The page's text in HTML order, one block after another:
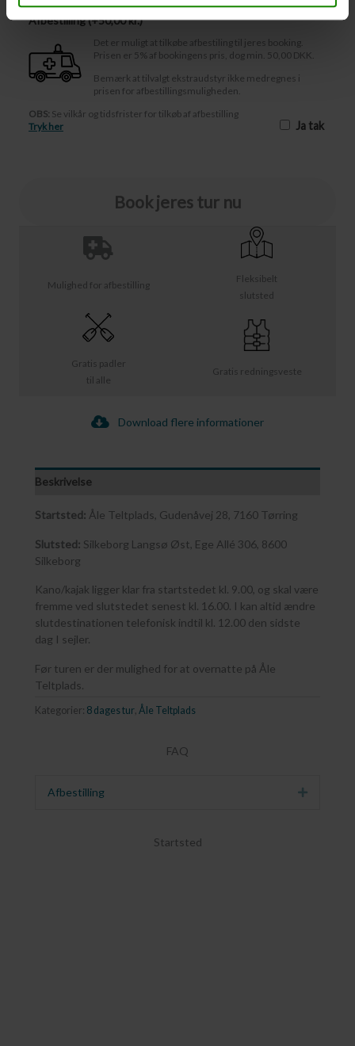
Gratis redningsveste
Gratis padler
til alle
Fleksibelt
slutsted
Mulighed for afbestilling
Download flere informationer
Beskrivelse
Startsted: Åle Teltplads, Gudenåvej 28, 7160 Tørring
Slutsted: Silkeborg Langsø Øst, Ege Allé 306, 8600
Silkeborg
Kano/kajak ligger klar fra startstedet kl. 9.00, og skal være
fremme ved slutstedet senest kl. 16.00. I kan altid ændre
slutdestinationen telefonisk indtil kl. 12.00 den sidste
dag I sejler.
Før turen er der mulighed for at overnatte på Åle
Teltplads.
Kategorier: 8 dages tur, Åle Teltplads
FAQ
Afbestilling Udvid
Startsted
Afbestilling ( 50,00 kr.)
Det er muligt at tilkøbe afbestiling til jeres booking.
Prisen er 5% af bookingens pris, dog min. 50,00 DKK.
Bemærk at tilvalgt ekstraudstyr ikke medregnes i
prisen for afbestillingsmuligheden.
OBS: Se vilkår og tidsfrister for tilkøb af afbestilling
Tryk her
Ja tak
Book jeres tur nu